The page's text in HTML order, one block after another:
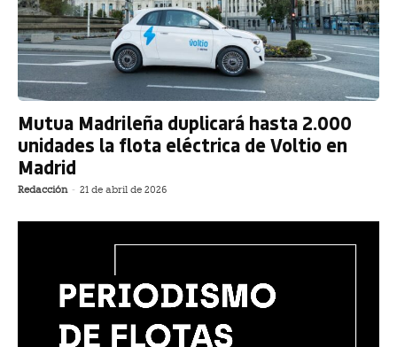
Mutua Madrileña duplicará hasta 2.000
unidades la flota eléctrica de Voltio en
Madrid
Redacción - 21 de abril de 2026